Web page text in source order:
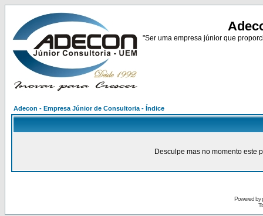
"Ser uma empresa júnior que
Adecon - Empresa Júnior de Consultoria - Índice
Desculpe mas no momento este
Powered by